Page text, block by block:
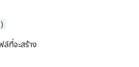
)
ที่จะสร้าง